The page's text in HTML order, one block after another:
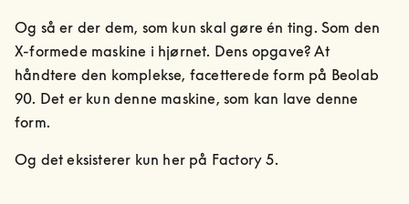
Og så er der dem, som kun skal gøre én ting. Som den
X-formede maskine i hjørnet. Dens opgave? At
håndtere den komplekse, facetterede form på Beolab
90. Det er kun denne maskine, som kan lave denne
form.
Og det eksisterer kun her på Factory 5.